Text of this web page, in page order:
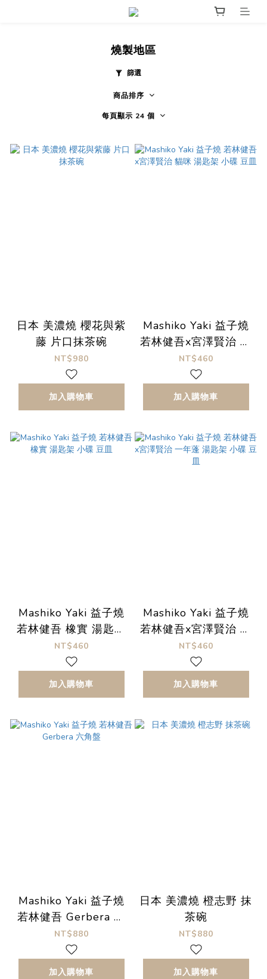
燒製地區
篩選
商品排序
每頁顯示 24 個
日本 美濃燒 櫻花與紫
藤 片口抹茶碗
NT$980
加入購物車
Mashiko Yaki 益子燒
若林健吾x宮澤賢治 貓
咪 湯匙架 小碟 豆皿
NT$460
加入購物車
Mashiko Yaki 益子燒
若林健吾 橡實 湯匙架
小碟 豆皿
NT$460
加入購物車
Mashiko Yaki 益子燒
若林健吾x宮澤賢治 一
年蓬 湯匙架 小碟 豆皿
NT$460
加入購物車
Mashiko Yaki 益子燒
若林健吾 Gerbera 六
角盤
NT$880
加入購物車
日本 美濃燒 橙志野 抹
茶碗
NT$880
加入購物車